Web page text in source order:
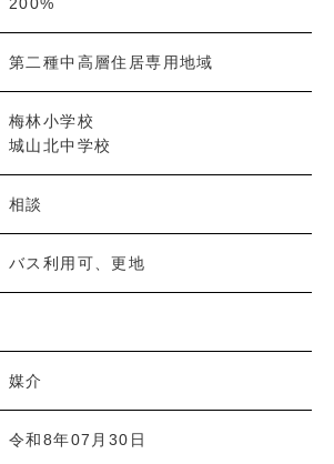
索
第二種中高層住居専用地域
梅林小学校
城山北中学校
相談
バス利用可、更地
媒介
令和8年07月30日